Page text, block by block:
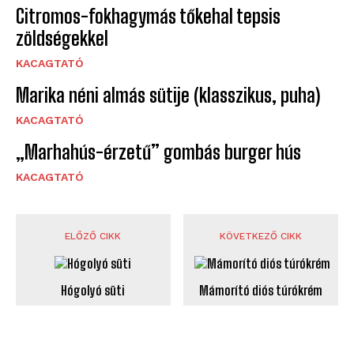
Citromos-fokhagymás tőkehal tepsis
zöldségekkel
KACAGTATÓ
Marika néni almás sütije (klasszikus, puha)
KACAGTATÓ
„Marhahús-érzetű” gombás burger hús
KACAGTATÓ
ELŐZŐ CIKK
Hógolyó süti
KÖVETKEZŐ CIKK
Mámorító diós túrókrém